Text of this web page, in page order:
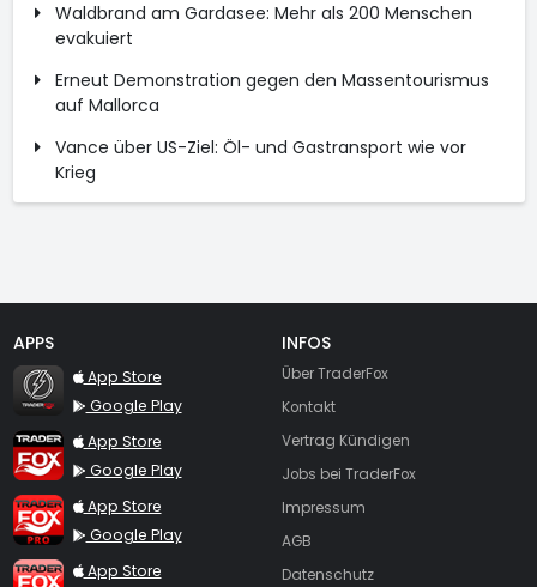
Waldbrand am Gardasee: Mehr als 200 Menschen
evakuiert
Erneut Demonstration gegen den Massentourismus
auf Mallorca
Vance über US-Ziel: Öl- und Gastransport wie vor
Krieg
APPS
TraderFox Flash
App Store
Google Play
TraderFox App
App Store
Google Play
TraderFox Pro
App Store
Google Play
TraderFox dpa-AFX ProFeed
App Store
INFOS
Über TraderFox
Kontakt
Vertrag Kündigen
Jobs bei TraderFox
Impressum
AGB
Datenschutz